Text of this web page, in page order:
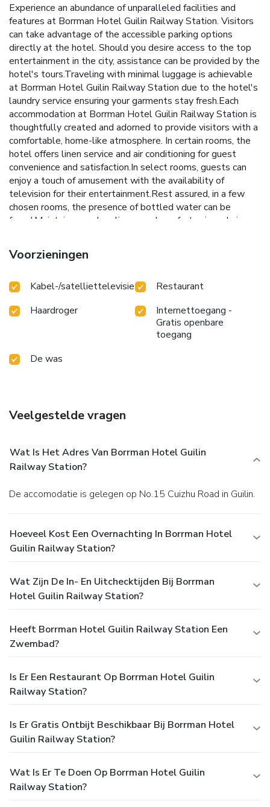
Experience an abundance of unparalleled facilities and
features at Borrman Hotel Guilin Railway Station. Visitors
can take advantage of the accessible parking options
directly at the hotel. Should you desire access to the top
entertainment in the city, assistance can be provided by the
hotel's tours.Traveling with minimal luggage is achievable
at Borrman Hotel Guilin Railway Station due to the hotel's
laundry service ensuring your garments stay fresh.Each
accommodation at Borrman Hotel Guilin Railway Station is
thoughtfully created and adorned to provide visitors with a
comfortable, home-like atmosphere. In certain rooms, the
hotel offers linen service and air conditioning for guest
convenience and satisfaction.In select rooms, guests can
enjoy a touch of amusement with the availability of
television for their entertainment.Rest assured, in a few
chosen rooms, the presence of bottled water can be
found.Maintain your cleanliness and comfort using a hair
Should you prefer not to venture out for a meal, the
enticing culinary choices at hotel are always available for
Voorzieningen
Kabel-/satelliettelevisie
Restaurant
Haardroger
Internettoegang -
Gratis openbare
toegang
De was
Veelgestelde vragen
Wat Is Het Adres Van Borrman Hotel Guilin
Railway Station?
De accomodatie is gelegen op No.15 Cuizhu Road in Guilin.
Hoeveel Kost Een Overnachting In Borrman Hotel
Guilin Railway Station?
Wat Zijn De In- En Uitchecktijden Bij Borrman
Hotel Guilin Railway Station?
Heeft Borrman Hotel Guilin Railway Station Een
Zwembad?
Is Er Een Restaurant Op Borrman Hotel Guilin
Railway Station?
Is Er Gratis Ontbijt Beschikbaar Bij Borrman Hotel
Guilin Railway Station?
Wat Is Er Te Doen Op Borrman Hotel Guilin
Railway Station?